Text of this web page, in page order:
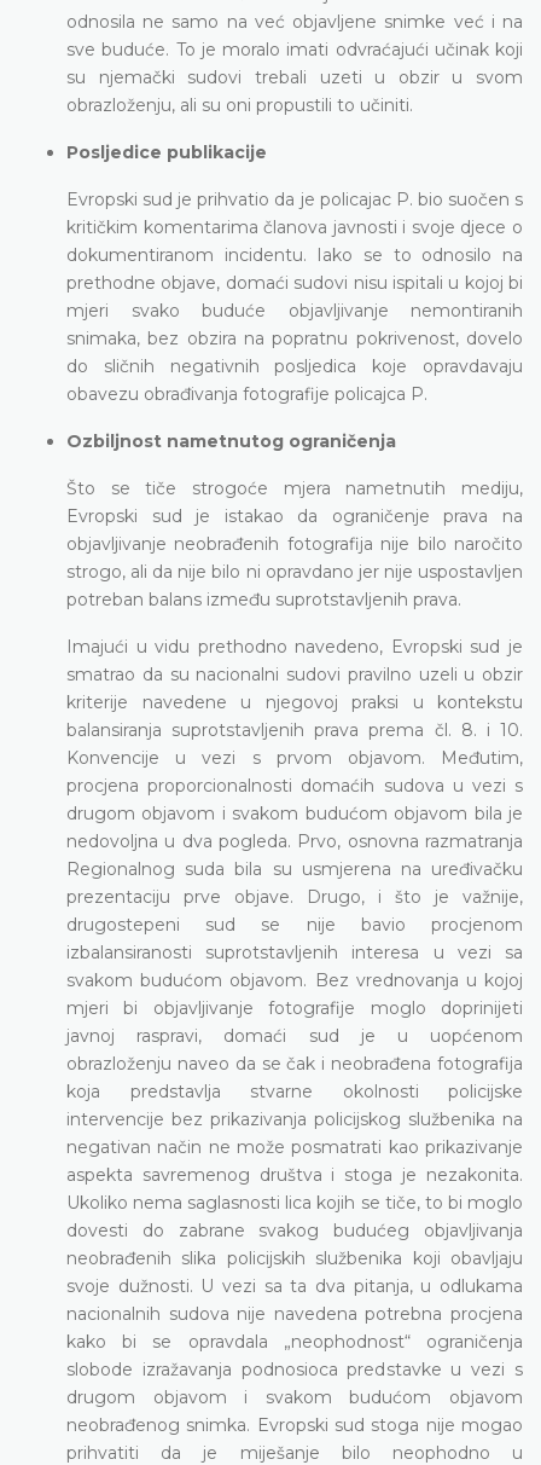
odnosila ne samo na već objavljene snimke već i na
sve buduće. To je moralo imati odvraćajući učinak koji
su njemački sudovi trebali uzeti u obzir u svom
obrazloženju, ali su oni propustili to učiniti.
Posljedice publikacije
Evropski sud je prihvatio da je policajac P. bio suočen s
kritičkim komentarima članova javnosti i svoje djece o
dokumentiranom incidentu. Iako se to odnosilo na
prethodne objave, domaći sudovi nisu ispitali u kojoj bi
mjeri svako buduće objavljivanje nemontiranih
snimaka, bez obzira na popratnu pokrivenost, dovelo
do sličnih negativnih posljedica koje opravdavaju
obavezu obrađivanja fotografije policajca P.
Ozbiljnost nametnutog ograničenja
Što se tiče strogoće mjera nametnutih mediju,
Evropski sud je istakao da ograničenje prava na
objavljivanje neobrađenih fotografija nije bilo naročito
strogo, ali da nije bilo ni opravdano jer nije uspostavljen
potreban balans između suprotstavljenih prava.
Imajući u vidu prethodno navedeno, Evropski sud je
smatrao da su nacionalni sudovi pravilno uzeli u obzir
kriterije navedene u njegovoj praksi u kontekstu
balansiranja suprotstavljenih prava prema čl. 8. i 10.
Konvencije u vezi s prvom objavom. Međutim,
procjena proporcionalnosti domaćih sudova u vezi s
drugom objavom i svakom budućom objavom bila je
nedovoljna u dva pogleda. Prvo, osnovna razmatranja
Regionalnog suda bila su usmjerena na uređivačku
prezentaciju prve objave. Drugo, i što je važnije,
drugostepeni sud se nije bavio procjenom
izbalansiranosti suprotstavljenih interesa u vezi sa
svakom budućom objavom. Bez vrednovanja u kojoj
mjeri bi objavljivanje fotografije moglo doprinijeti
javnoj raspravi, domaći sud je u uopćenom
obrazloženju naveo da se čak i neobrađena fotografija
koja predstavlja stvarne okolnosti policijske
intervencije bez prikazivanja policijskog službenika na
negativan način ne može posmatrati kao prikazivanje
aspekta savremenog društva i stoga je nezakonita.
Ukoliko nema saglasnosti lica kojih se tiče, to bi moglo
dovesti do zabrane svakog budućeg objavljivanja
neobrađenih slika policijskih službenika koji obavljaju
svoje dužnosti. U vezi sa ta dva pitanja, u odlukama
nacionalnih sudova nije navedena potrebna procjena
kako bi se opravdala „neophodnost“ ograničenja
slobode izražavanja podnosioca predstavke u vezi s
drugom objavom i svakom budućom objavom
neobrađenog snimka. Evropski sud stoga nije mogao
prihvatiti da je miješanje bilo neophodno u